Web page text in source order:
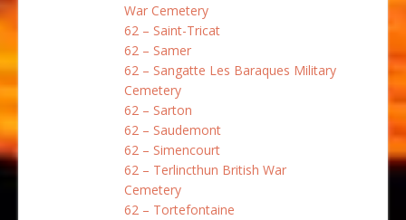
War Cemetery
62 – Saint-Tricat
62 – Samer
62 – Sangatte Les Baraques Military
Cemetery
62 – Sarton
62 – Saudemont
62 – Simencourt
62 – Terlincthun British War
Cemetery
62 – Tortefontaine